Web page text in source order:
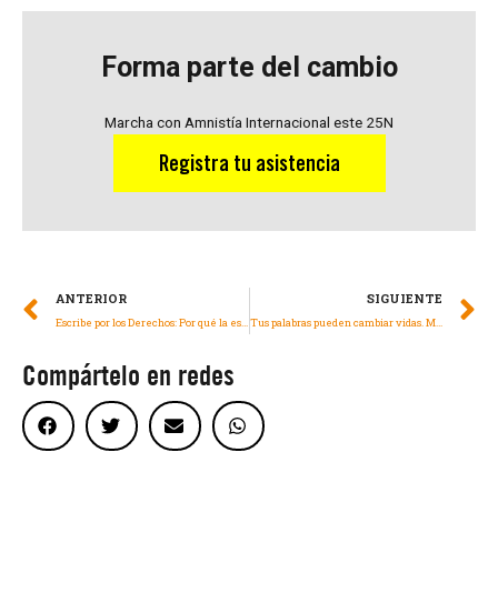
Forma parte del cambio
Marcha con Amnistía Internacional este 25N
Registra tu asistencia
ANTERIOR
Escribe por los Derechos: Por qué la esperanza y la humanidad merecen ganar
SIGUIENTE
Tus palabras pueden cambiar vidas. Mira cómo.
Compártelo en redes